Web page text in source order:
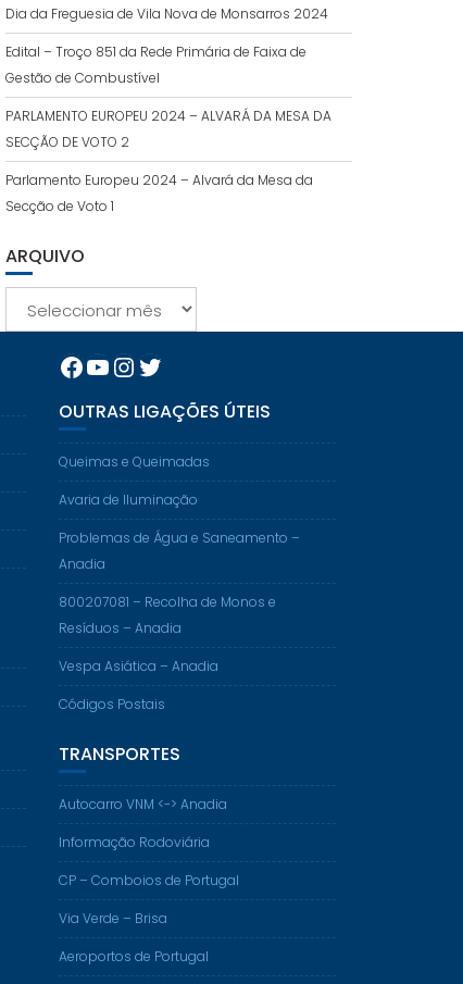
Dia da Freguesia de Vila Nova de Monsarros 2024
Edital – Troço 851 da Rede Primária de Faixa de
Gestão de Combustível
PARLAMENTO EUROPEU 2024 – ALVARÁ DA MESA DA
SECÇÃO DE VOTO 2
Parlamento Europeu 2024 – Alvará da Mesa da
Secção de Voto 1
ARQUIVO
Facebook
YouTube
Instagram
Twitter
OUTRAS LIGAÇÕES ÚTEIS
Queimas e Queimadas
Avaria de Iluminação
Problemas de Água e Saneamento –
Anadia
800207081 – Recolha de Monos e
Resíduos – Anadia
Vespa Asiática – Anadia
Códigos Postais
TRANSPORTES
Autocarro VNM <-> Anadia
Informação Rodoviária
CP – Comboios de Portugal
Via Verde – Brisa
Aeroportos de Portugal